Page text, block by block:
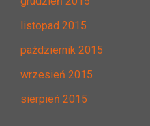
listopad 2015
październik 2015
wrzesień 2015
sierpień 2015